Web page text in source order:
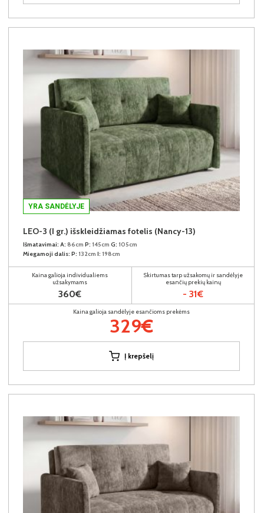
YRA SANDĖLYJE
LEO-3 (I gr.) išskleidžiamas fotelis (Nancy-13)
Išmatavimai: A: 86cm P: 145cm G: 105cm
Miegamoji dalis: P: 132cm I: 198cm
Kaina galioja individualiems
užsakymams
360€
Skirtumas tarp užsakomų ir sandėlyje
esančių prekių kainų
- 31€
Kaina galioja sandėlyje esančioms prekėms
329€
Į krepšelį